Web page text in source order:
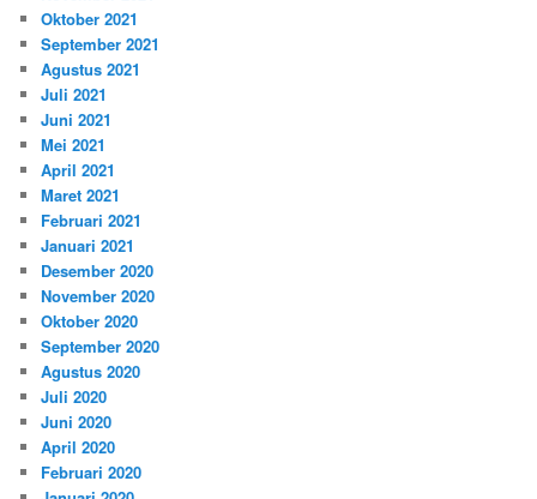
Oktober 2021
September 2021
Agustus 2021
Juli 2021
Juni 2021
Mei 2021
April 2021
Maret 2021
Februari 2021
Januari 2021
Desember 2020
November 2020
Oktober 2020
September 2020
Agustus 2020
Juli 2020
Juni 2020
April 2020
Februari 2020